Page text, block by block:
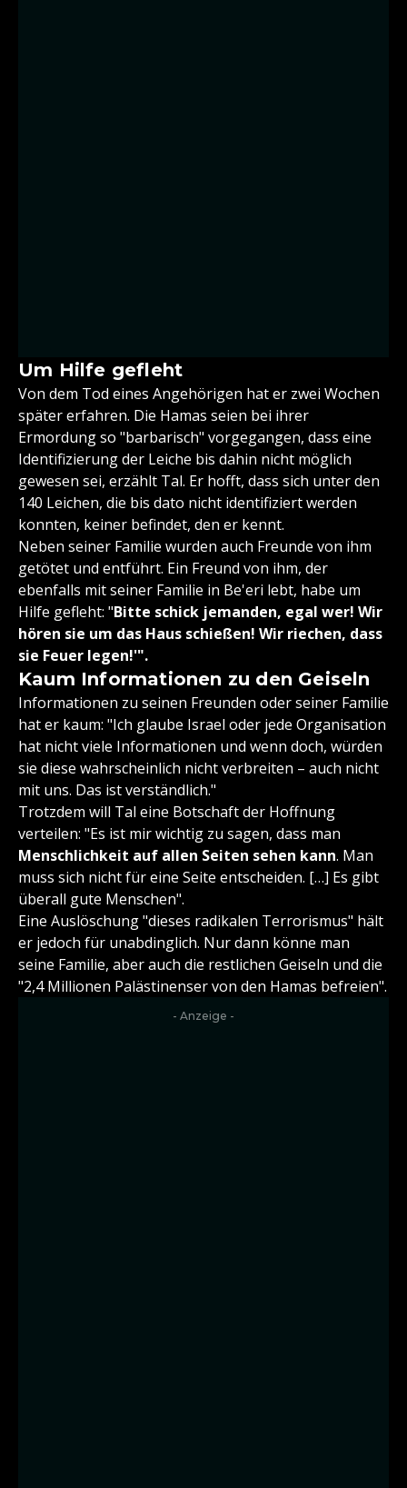
Um Hilfe gefleht
Von dem Tod eines Angehörigen hat er zwei Wochen
später erfahren. Die Hamas seien bei ihrer
Ermordung so "barbarisch" vorgegangen, dass eine
Identifizierung der Leiche bis dahin nicht möglich
gewesen sei, erzählt Tal. Er hofft, dass sich unter den
140 Leichen, die bis dato nicht identifiziert werden
konnten, keiner befindet, den er kennt.
Neben seiner Familie wurden auch Freunde von ihm
getötet und entführt. Ein Freund von ihm, der
ebenfalls mit seiner Familie in Be'eri lebt, habe um
Hilfe gefleht: "Bitte schick jemanden, egal wer! Wir
hören sie um das Haus schießen! Wir riechen, dass
sie Feuer legen!'".
Kaum Informationen zu den Geiseln
Informationen zu seinen Freunden oder seiner Familie
hat er kaum: "Ich glaube Israel oder jede Organisation
hat nicht viele Informationen und wenn doch, würden
sie diese wahrscheinlich nicht verbreiten – auch nicht
mit uns. Das ist verständlich."
Trotzdem will Tal eine Botschaft der Hoffnung
verteilen: "Es ist mir wichtig zu sagen, dass man
Menschlichkeit auf allen Seiten sehen kann. Man
muss sich nicht für eine Seite entscheiden. […] Es gibt
überall gute Menschen".
Eine Auslöschung "dieses radikalen Terrorismus" hält
er jedoch für unabdinglich. Nur dann könne man
seine Familie, aber auch die restlichen Geiseln und die
"2,4 Millionen Palästinenser von den Hamas befreien".
- Anzeige -